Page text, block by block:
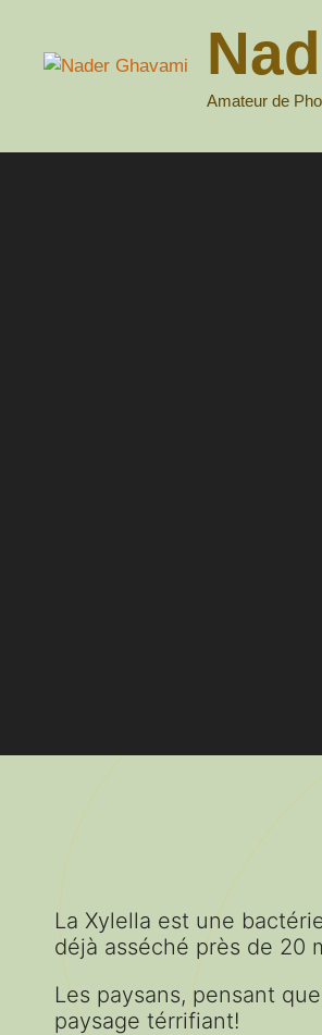
contenu
Amateur de
La Xylella est une
déjà asséché près de 20
Les paysans, pensant
paysage térrifiant!